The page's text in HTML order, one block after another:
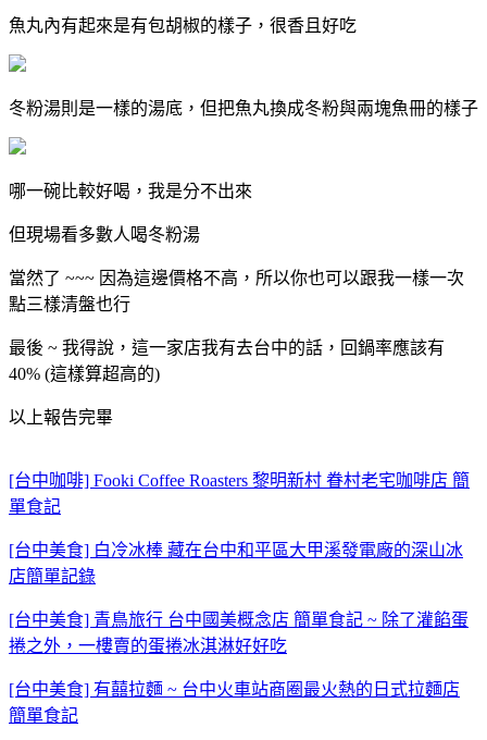
魚丸內有起來是有包胡椒的樣子，很香且好吃
冬粉湯則是一樣的湯底，但把魚丸換成冬粉與兩塊魚冊的樣子
哪一碗比較好喝，我是分不出來
但現場看多數人喝冬粉湯
當然了 ~~~ 因為這邊價格不高，所以你也可以跟我一樣一次
點三樣清盤也行
最後 ~ 我得說，這一家店我有去台中的話，回鍋率應該有
40% (這樣算超高的)
以上報告完畢
[台中咖啡] Fooki Coffee Roasters 黎明新村 眷村老宅咖啡店 簡
單食記
[台中美食] 白冷冰棒 藏在台中和平區大甲溪發電廠的深山冰
店簡單記錄
[台中美食] 青鳥旅行 台中國美概念店 簡單食記 ~ 除了灌餡蛋
捲之外，一樓賣的蛋捲冰淇淋好好吃
[台中美食] 有囍拉麵 ~ 台中火車站商圈最火熱的日式拉麵店
簡單食記